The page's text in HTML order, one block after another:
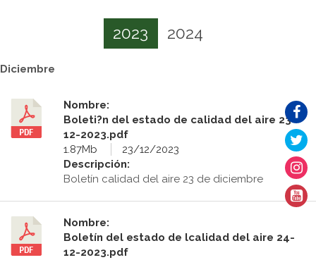
2023 2024
Diciembre
Nombre:
Boleti?n del estado de calidad del aire 23-
12-2023.pdf
1.87Mb
23/12/2023
Descripción:
Boletín calidad del aire 23 de diciembre
Nombre:
Boletín del estado de lcalidad del aire 24-
12-2023.pdf